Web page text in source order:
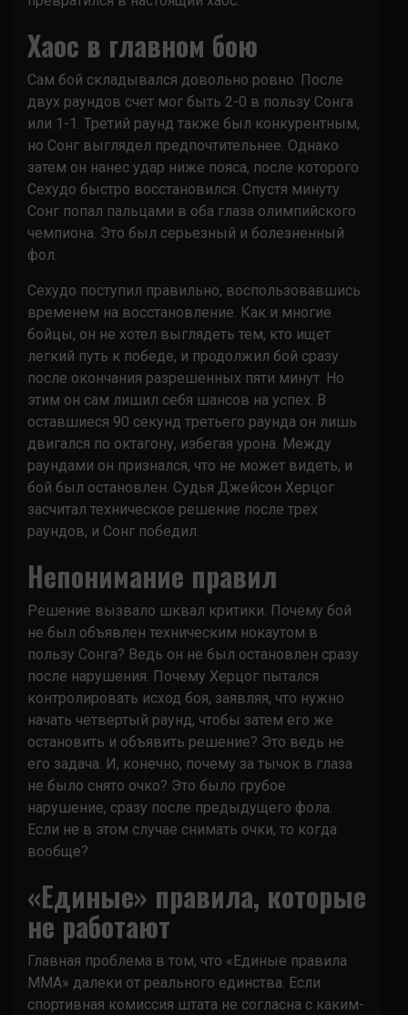
Хаос в главном бою
Сам бой складывался довольно ровно. После
двух раундов счет мог быть 2-0 в пользу Сонга
или 1-1. Третий раунд также был конкурентным,
но Сонг выглядел предпочтительнее. Однако
затем он нанес удар ниже пояса, после которого
Сехудо быстро восстановился. Спустя минуту
Сонг попал пальцами в оба глаза олимпийского
чемпиона. Это был серьезный и болезненный
фол.
Сехудо поступил правильно, воспользовавшись
временем на восстановление. Как и многие
бойцы, он не хотел выглядеть тем, кто ищет
легкий путь к победе, и продолжил бой сразу
после окончания разрешенных пяти минут. Но
этим он сам лишил себя шансов на успех. В
оставшиеся 90 секунд третьего раунда он лишь
двигался по октагону, избегая урона. Между
раундами он признался, что не может видеть, и
бой был остановлен. Судья Джейсон Херцог
засчитал техническое решение после трех
раундов, и Сонг победил.
Непонимание правил
Решение вызвало шквал критики. Почему бой
не был объявлен техническим нокаутом в
пользу Сонга? Ведь он не был остановлен сразу
после нарушения. Почему Херцог пытался
контролировать исход боя, заявляя, что нужно
начать четвертый раунд, чтобы затем его же
остановить и объявить решение? Это ведь не
его задача. И, конечно, почему за тычок в глаза
не было снято очко? Это было грубое
нарушение, сразу после предыдущего фола.
Если не в этом случае снимать очки, то когда
вообще?
«Единые» правила, которые
не работают
Главная проблема в том, что «Единые правила
MMA» далеки от реального единства. Если
спортивная комиссия штата не согласна с каким-